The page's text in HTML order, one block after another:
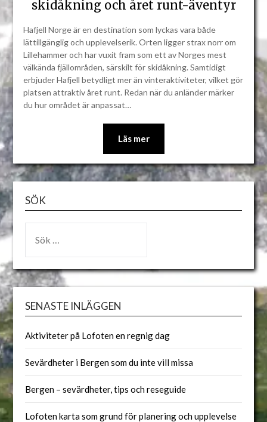
skidåkning och året runt-äventyr
Hafjell Norge är en destination som lyckas vara både
lättillgänglig och upplevelserik. Orten ligger strax norr om
Lillehammer och har vuxit fram som ett av Norges mest
välkända fjällområden, särskilt för skidåkning. Samtidigt
erbjuder Hafjell betydligt mer än vinteraktiviteter, vilket gör
platsen attraktiv året runt. Redan när du anländer märker
du hur området är anpassat…
Läs mer
SÖK
SENASTE INLÄGGEN
Aktiviteter på Lofoten en regnig dag
Sevärdheter i Bergen som du inte vill missa
Bergen – sevärdheter, tips och reseguide
Lofoten karta som grund för planering och upplevelse